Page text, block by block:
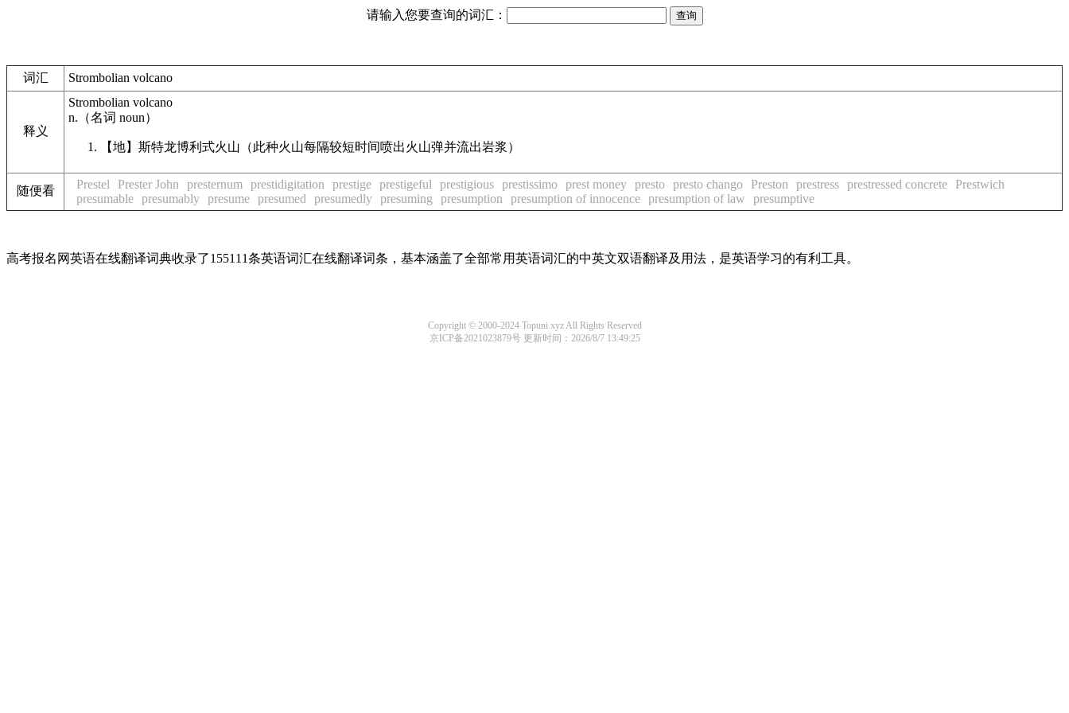
请输入您要查询的词汇：
词汇 Strombolian volcano
释义
Strombolian volcano
n. （名词 noun）
【地】 斯特龙博利式火山（此种火山每隔较短时间喷出火山弹并流出岩浆）
随便看 Prestel Prester John presternum prestidigitation prestige prestigeful prestigious prestissimo prest money presto presto chango Preston prestress prestressed concrete
Prestwich
presumable presumably presume presumed presumedly presuming presumption presumption of innocence presumption of law presumptive
高考报名网英语在线翻译词典收录了155111条英语词汇在线翻译词条，基本涵盖了全部常用英语词汇的中英文双语翻译及用法，是英语学习的有利工具。
Copyright © 2000-2024 Topuni.xyz All Rights Reserved
京ICP备2021023879号更新时间：2026/8/7 13:49:25